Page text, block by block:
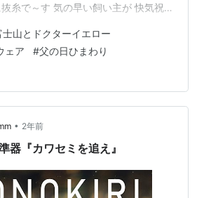
糸で～す 気の早い飼い主が 快気祝
濡らさないように 気をつけなくっち
曜日の朝は小雨模様 エリザベスウ
に スカート付きカッパで対策で～す
雨入りが遅れて 助かったね～ これも
らこ母さん、ニンジャ君が守ってく
士山とドクターイエロー
ェア #父の日ひまわり
• 2年前
器『カワセミを追え』